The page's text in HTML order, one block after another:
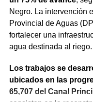
Negro. La intervención
Provincial de Aguas
fortalecer una
agua destinada al riego.
Los trabajos se
ubicados en las
65,707 del Canal